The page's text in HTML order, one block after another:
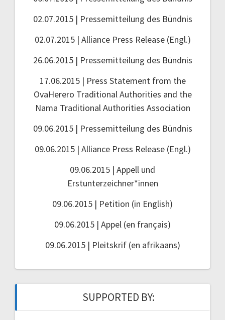
02.07.2015 | Pressemitteilung des Bündnis
02.07.2015 | Alliance Press Release (Engl.)
26.06.2015 | Pressemitteilung des Bündnis
17.06.2015 | Press Statement from the
OvaHerero Traditional Authorities and the
Nama Traditional Authorities Association
09.06.2015 | Pressemitteilung des Bündnis
09.06.2015 | Alliance Press Release (Engl.)
09.06.2015 | Appell und
Erstunterzeichner*innen
09.06.2015 | Petition (in English)
09.06.2015 | Appel (en français)
09.06.2015 | Pleitskrif (en afrikaans)
SUPPORTED BY: